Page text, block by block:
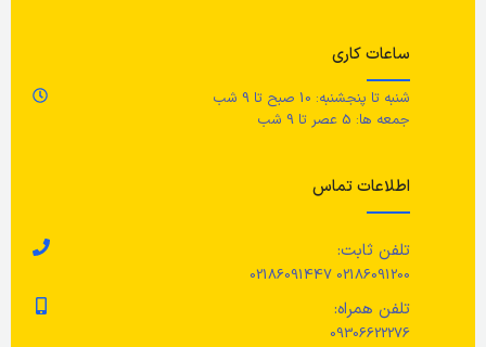
ساعات کاری
شنبه تا پنجشنبه: 10 صبح تا 9 شب
جمعه ها: 5 عصر تا 9 شب
اطلاعات تماس
تلفن ثابت:
02186091200 02186091447
تلفن همراه:
09306622276